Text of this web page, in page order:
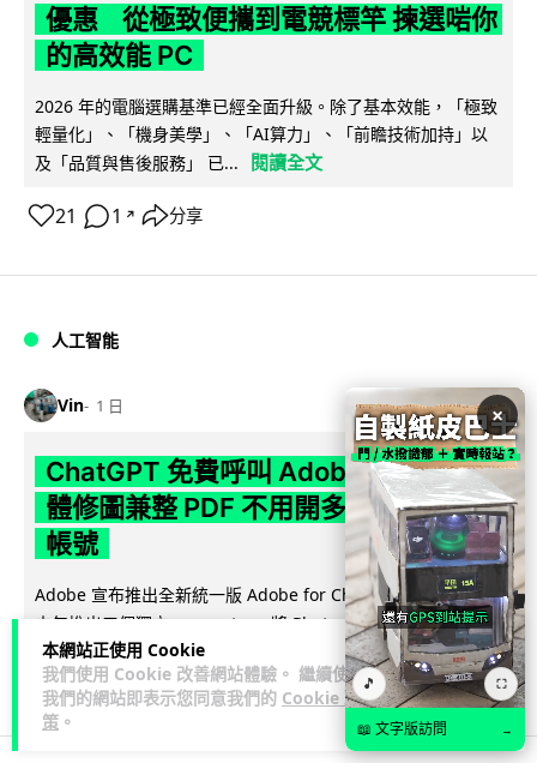
本網站正使用 Cookie
我們使用 Cookie 改善網站體驗。 繼續使用
我們的網站即表示您同意我們的 Cookie 政
策 。
優惠 從極致便攜到電競標竿 揀選啱你
的高效能 PC
2026 年的電腦選購基準已經全面升級。除了基本效能，「極致
輕量化」、「機身美學」、「AI算力」、「前瞻技術加持」以
及「品質與售後服務」 已...
閱讀全文
21 1 ↗ 分享
人工智能
Vin 1 日
ChatGPT 免費呼叫 Adobe 一句話跨軟
體修圖兼整 PDF 不用開多個 APP 兼免
帳號
Adobe 宣布推出全新統一版 Adobe for ChatGPT 外掛，取代
去年推出三個獨立 connector，將 Photoshop、... 閱讀全文
126 4 ↗ 分享
×
🎵 ⛶
📖 文字版訪問 →